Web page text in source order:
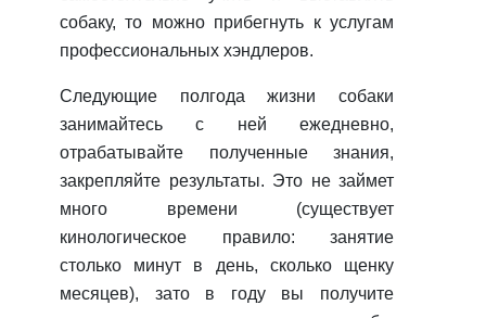
собаку, то можно прибегнуть к услугам
профессиональных хэндлеров.
Следующие полгода жизни собаки
занимайтесь с ней ежедневно,
отрабатывайте полученные знания,
закрепляйте результаты. Это не займет
много времени (существует
кинологическое правило: занятие
столько минут в день, сколько щенку
месяцев), зато в году вы получите